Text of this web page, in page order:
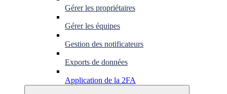
Gérer les propriétaires
Gérer les équipes
Gestion des notificateurs
Exports de données
Application de la 2FA